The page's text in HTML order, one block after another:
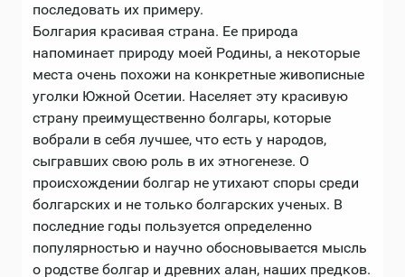
последовать их примеру.
Болгария красивая страна. Ее природа
напоминает природу моей Родины, а некоторые
места очень похожи на конкретные живописные
уголки Южной Осетии. Населяет эту красивую
страну преимущественно болгары, которые
вобрали в себя лучшее, что есть у народов,
сыгравших свою роль в их этногенезе. О
происхождении болгар не утихают споры среди
болгарских и не только болгарских ученых. В
последние годы пользуется определенно
популярностью и научно обосновывается мысль
о родстве болгар и древних алан, наших предков.